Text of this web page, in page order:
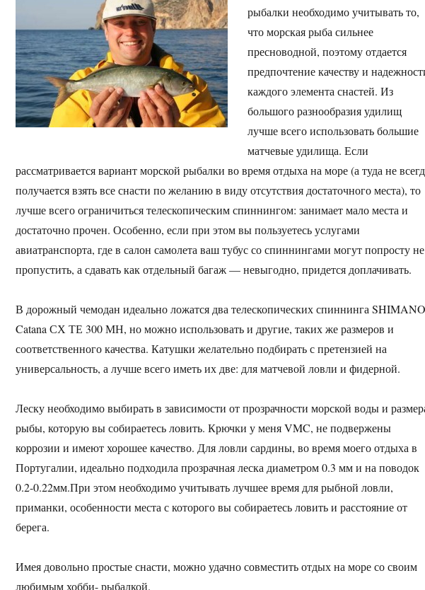
рыбалки необходимо учитывать то,
что морская рыба сильнее
пресноводной, поэтому отдается
предпочтение качеству и
каждого элемента снастей. Из
большого разнообразия удилищ
лучше всего использовать большие
матчевые удилища. Если
рассматривается вариант морской рыбалки во время отдыха на море (а туда не
получается взять все снасти по желанию в виду отсутствия достаточного места), то
лучше всего ограничиться телескопическим спиннингом: занимает мало места и
достаточно прочен. Особенно, если при этом вы пользуетесь услугами
авиатранспорта, где в салон самолета ваш тубус со спиннингами могут попросту не
пропустить, а сдавать как отдельный багаж — невыгодно, придется доплачивать.
В дорожный чемодан идеально ложатся два телескопических спиннинга SHIMANO
Catana СХ ТЕ 300 МН, но можно использовать и другие, таких же размеров и
соответственного качества. Катушки желательно подбирать с претензией на
универсальность, а лучше всего иметь их две: для матчевой ловли и фидерной.
Леску необходимо выбирать в зависимости от прозрачности морской воды и
рыбы, которую вы собираетесь ловить. Крючки у меня VMC, не подвержены
коррозии и имеют хорошее качество. Для ловли сардины, во время моего отдыха в
Португалии, идеально подходила прозрачная леска диаметром 0.3 мм и на поводок
0.2-0.22мм.При этом необходимо учитывать лучшее время для рыбной ловли,
приманки, особенности места с которого вы собираетесь ловить и расстояние от
берега.
Имея довольно простые снасти, можно удачно совместить отдых на море со своим
любимым хобби- рыбалкой.